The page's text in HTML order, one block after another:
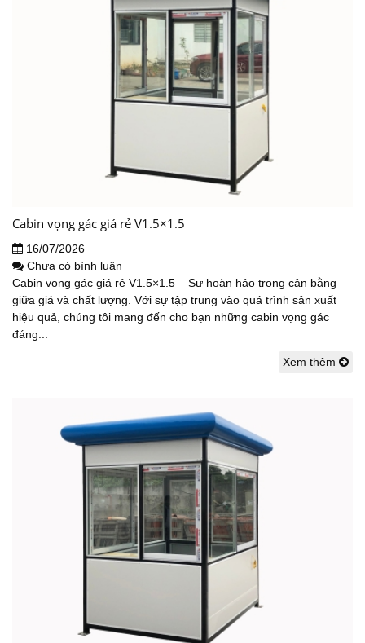
Cabin vọng gác giá rẻ V1.5×1.5
16/07/2026
Chưa có bình luận
Cabin vọng gác giá rẻ V1.5×1.5 – Sự hoàn hảo trong cân bằng
giữa giá và chất lượng. Với sự tập trung vào quá trình sản xuất
hiệu quả, chúng tôi mang đến cho bạn những cabin vọng gác
đáng...
Xem thêm